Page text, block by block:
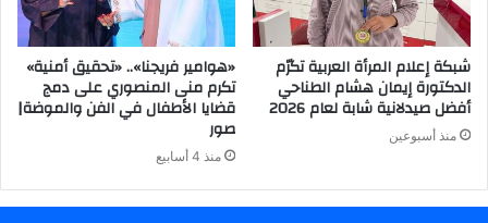
شبكة إعلام المرأة العربية تكرّم
الدكتورة إيمان هشام الطناحي
أفضل صيدلانية شابة لعام 2026
منذ أسبوعين
«هوامير فريجنا».. «تحقيق أمنية»
تكرم منى المنصوري على دمج
قضايا الأطفال في الفن والموضة|
صور
منذ 4 أسابيع